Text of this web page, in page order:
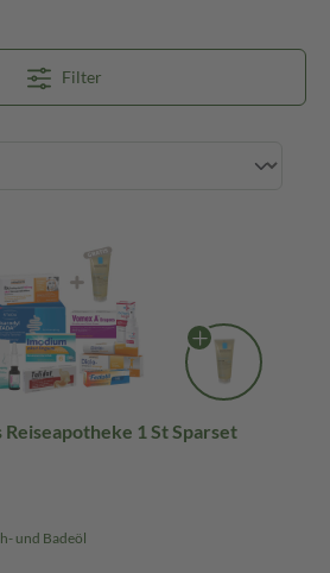
Filter
Rundum Sorglos Reiseapotheke 1 St Sparset
und Badeöl